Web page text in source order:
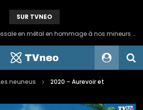
SUR TVNEO
2024 – Une statue colossale en métal en hommage à nos mineurs de fer
neuneus
2020 – Aurevoir et